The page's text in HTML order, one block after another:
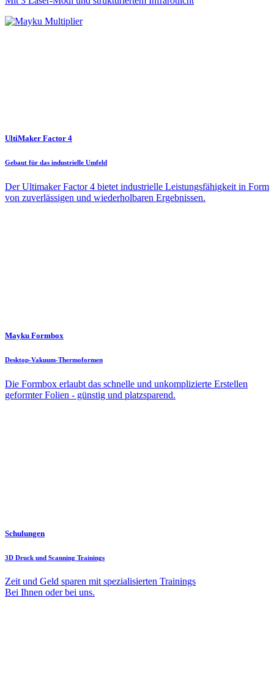
UltiMaker Factor 4
Gebaut für das industrielle Umfeld
Der Ultimaker Factor 4 bietet industrielle Leistungsfähigkeit in Form
von zuverlässigen und wiederholbaren Ergebnissen.
Mayku Formbox
Desktop-Vakuum-Thermoformen
Die Formbox erlaubt das schnelle und unkomplizierte Erstellen
geformter Folien - günstig und platzsparend.
Schulungen
3D Druck und Scanning Trainings
Zeit und Geld sparen mit spezialisierten Trainings
Bei Ihnen oder bei uns.